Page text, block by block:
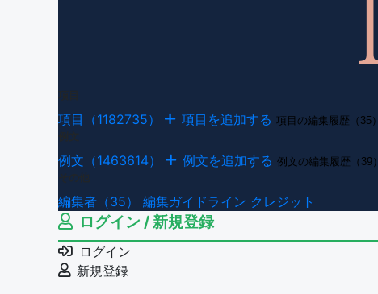
項目（1182735） 項目を追加する 項目の編集履歴（35）
例文（1463614） 例文を追加する 例文の編集履歴（39）
編集者（35） 編集ガイドライン クレジット
ログイン / 新規登録
ログイン
新規登録